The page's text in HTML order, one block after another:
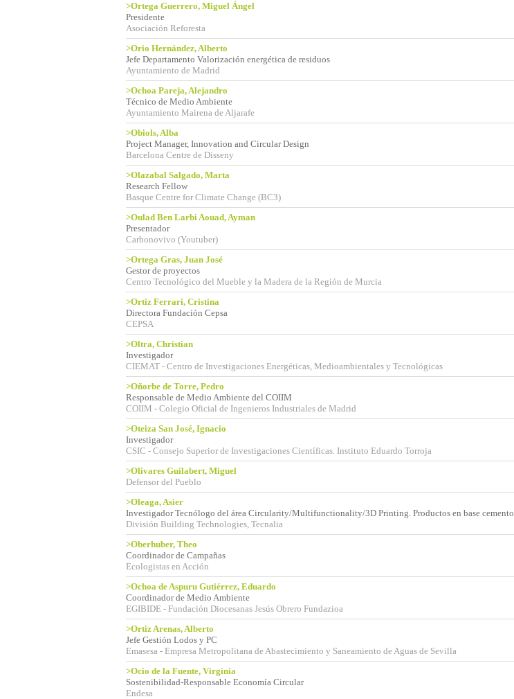
>Ortega Guerrero, Miguel Ángel
Presidente
Asociación Reforesta
>Orio Hernández, Alberto
Jefe Departamento Valorización energética de residuos
Ayuntamiento de Madrid
>Ochoa Pareja, Alejandro
Técnico de Medio Ambiente
Ayuntamiento Mairena de Aljarafe
>Obiols, Alba
Project Manager, Innovation and Circular Design
Barcelona Centre de Disseny
>Olazabal Salgado, Marta
Research Fellow
Basque Centre for Climate Change (BC3)
>Oulad Ben Larbi Aouad, Ayman
Presentador
Carbonovivo (Youtuber)
>Ortega Gras, Juan José
Gestor de proyectos
Centro Tecnológico del Mueble y la Madera de la Región de Murcia
>Ortiz Ferrari, Cristina
Directora Fundación Cepsa
CEPSA
>Oltra, Christian
Investigador
CIEMAT - Centro de Investigaciones Energéticas, Medioambientales y Tecnológicas
>Oñorbe de Torre, Pedro
Responsable de Medio Ambiente del COIIM
COIIM - Colegio Oficial de Ingenieros Industriales de Madrid
>Oteiza San José, Ignacio
Investigador
CSIC - Consejo Superior de Investigaciones Científicas. Instituto Eduardo Torroja
>Olivares Guilabert, Miguel
Defensor del Pueblo
>Oleaga, Asier
Investigador Tecnólogo del área Circularity/Multifunctionality/3D Printing. Productos en base cemento
División Building Technologies, Tecnalia
>Oberhuber, Theo
Coordinador de Campañas
Ecologistas en Acción
>Ochoa de Aspuru Gutiérrez, Eduardo
Coordinador de Medio Ambiente
EGIBIDE - Fundación Diocesanas Jesús Obrero Fundazioa
>Ortiz Arenas, Alberto
Jefe Gestión Lodos y PC
Emasesa - Empresa Metropolitana de Abastecimiento y Saneamiento de Aguas de Sevilla
>Ocio de la Fuente, Virginia
Sostenibilidad-Responsable Economía Circular
Endesa